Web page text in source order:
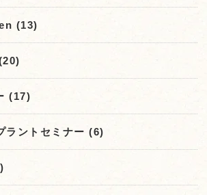
(13)
(17)
ラントセミナー (6)